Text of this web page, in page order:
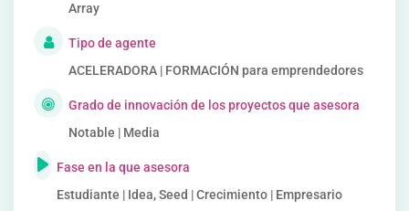
Array
Tipo de agente
ACELERADORA | FORMACIÓN para emprendedores
Grado de innovación de los proyectos que asesora
Notable | Media
Fase en la que asesora
Estudiante | Idea, Seed | Crecimiento | Empresario